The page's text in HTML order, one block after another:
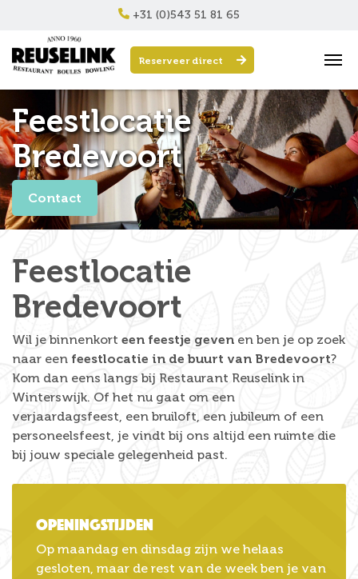
+31 (0)543 51 81 65
Reserveer direct
Feestlocatie
Bredevoort
Contact
Feestlocatie
Bredevoort
Wil je binnenkort een feestje geven en ben je op zoek
naar een feestlocatie in de buurt van Bredevoort?
Kom dan eens langs bij Restaurant Reuselink in
Winterswijk. Of het nu gaat om een
verjaardagsfeest, een bruiloft, een jubileum of een
personeelsfeest, je vindt bij ons altijd een ruimte die
bij jouw speciale gelegenheid past.
Openingstijden
Op maandag en dinsdag zijn we helaas
gesloten, maar de rest van de week ben je van